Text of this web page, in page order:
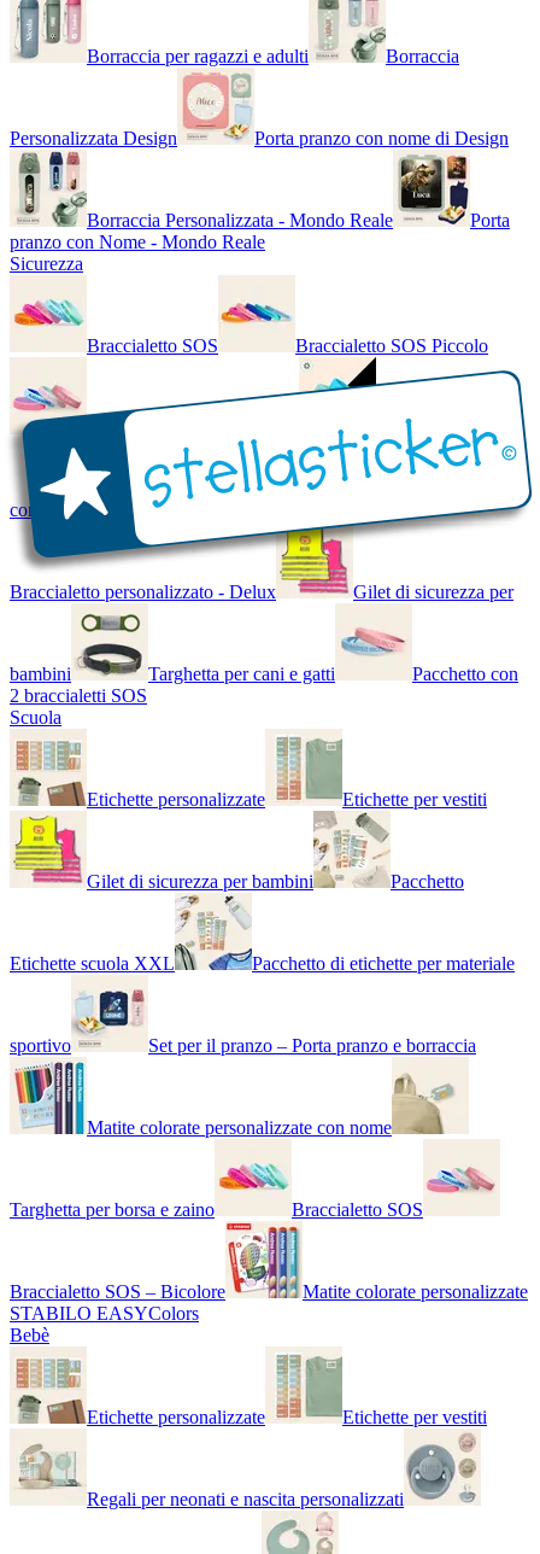
Borraccia per ragazzi e adulti Borraccia
Personalizzata Design Porta pranzo con nome di Design
Borraccia Personalizzata - Mondo Reale
Porta
pranzo con Nome - Mondo Reale
Sicurezza
Braccialetto SOS Braccialetto SOS Piccolo
Braccialetto SOS - Bicolore Braccialetto SOS
con Nome - Luminoso
Braccialetto personalizzato - Delux Gilet di sicurezza per
bambini Targhetta per cani e gatti
Pacchetto con
2 braccialetti SOS
Scuola
Etichette personalizzate Etichette per vestiti
Gilet di sicurezza per bambini Pacchetto
Etichette scuola XXL Pacchetto di etichette per materiale
sportivo Set per il pranzo – Porta pranzo e borraccia
Matite colorate personalizzate con nome
Targhetta per borsa e zaino Braccialetto SOS
Braccialetto SOS – Bicolore
Matite colorate personalizzate
STABILO EASYColors
Bebè
Etichette personalizzate Etichette per vestiti
Regali per neonati e nascita personalizzati